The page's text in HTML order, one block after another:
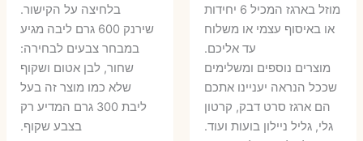
מוזל בארגז המכיל 6 יחידות
או באיסוף עצמי או משלוח
עד אליכם.
מוצרים נוספים ומשלימים
שככל הנראה יעניינו אתכם
הם ארגז סרט דבק, קרטון
גלי, גליל ניילון בועות ועוד.
בלחיצה על הקישור.
שירנק 600 גרם ליבה מגיע
במבחר צבעים לבחירה:
שחור, לבן אטום ושקוף
שלא כמו מוצר זה בעל
ליבת 300 גרם המדיע רק
בצבע שקוף.